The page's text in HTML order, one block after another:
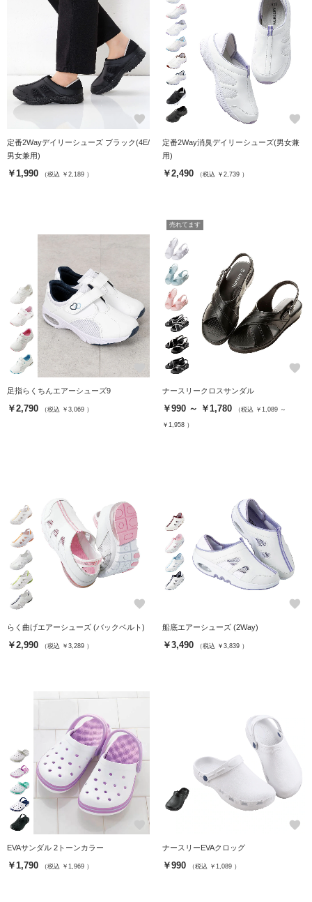
favorite
定番2Wayデイリーシューズ ブラック(4E/
男女兼用)
￥1,990 （税込 ￥2,189 ）
favorite
定番2Way消臭デイリーシューズ(男女兼
用)
￥2,490 （税込 ￥2,739 ）
favorite
足指らくちんエアーシューズ9
￥2,790 （税込 ￥3,069 ）
売れてます
favorite
ナースリークロスサンダル
￥990 ～ ￥1,780 （税込 ￥1,089 ～
￥1,958 ）
favorite
らく曲げエアーシューズ (バックベルト)
￥2,990 （税込 ￥3,289 ）
favorite
船底エアーシューズ (2Way)
￥3,490 （税込 ￥3,839 ）
EVAサンダル 2トーンカラー
￥1,790 （税込 ￥1,969 ）
favorite
ナースリーEVAクロッグ
￥990 （税込 ￥1,089 ）